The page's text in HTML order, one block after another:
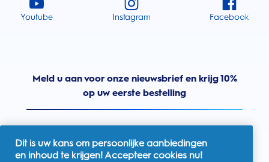
Youtube Instagram Facebook
Meld u aan voor onze nieuwsbrief en krijg 10%
op uw eerste bestelling
Dit is uw kans om persoonlijke aanbiedingen
en inhoud te krijgen! Accepteer cookies nu!